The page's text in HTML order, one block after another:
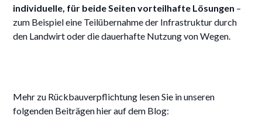
individuelle, für beide Seiten vorteilhafte Lösungen –
zum Beispiel eine Teilübernahme der Infrastruktur durch
den Landwirt oder die dauerhafte Nutzung von Wegen.
Mehr zu Rückbauverpflichtung lesen Sie in unseren
folgenden Beiträgen hier auf dem Blog: